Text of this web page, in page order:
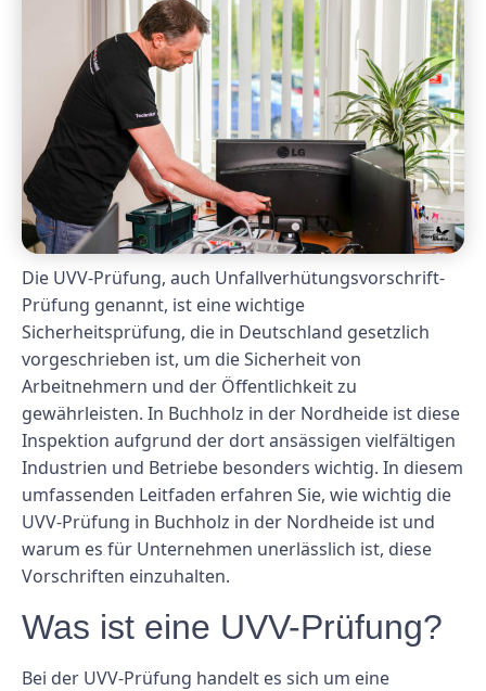
Die UVV-Prüfung, auch Unfallverhütungsvorschrift-
Prüfung genannt, ist eine wichtige
Sicherheitsprüfung, die in Deutschland gesetzlich
vorgeschrieben ist, um die Sicherheit von
Arbeitnehmern und der Öffentlichkeit zu
gewährleisten. In Buchholz in der Nordheide ist diese
Inspektion aufgrund der dort ansässigen vielfältigen
Industrien und Betriebe besonders wichtig. In diesem
umfassenden Leitfaden erfahren Sie, wie wichtig die
UVV-Prüfung in Buchholz in der Nordheide ist und
warum es für Unternehmen unerlässlich ist, diese
Vorschriften einzuhalten.
Was ist eine UVV-Prüfung?
Bei der UVV-Prüfung handelt es sich um eine